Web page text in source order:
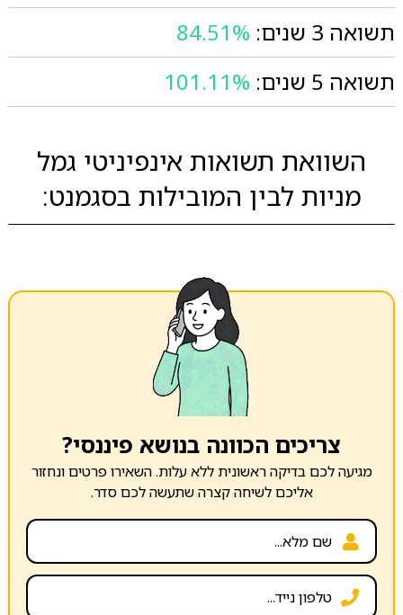
תשואה 3 שנים:
84.51%
תשואה 5 שנים:
101.11%
השוואת תשואות אינפיניטי גמל
מניות לבין המובילות בסגמנט:
צריכים הכוונה בנושא פיננסי?
מגיעה לכם בדיקה ראשונית ללא עלות. השאירו פרטים ונחזור
אליכם לשיחה קצרה שתעשה לכם סדר.